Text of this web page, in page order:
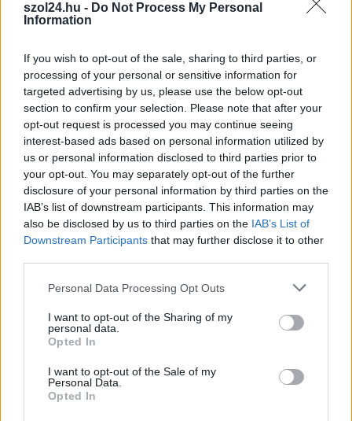
szol24.hu - Do Not Process My Personal
Information
If you wish to opt-out of the sale, sharing to third parties, or
processing of your personal or sensitive information for
targeted advertising by us, please use the below opt-out
section to confirm your selection. Please note that after your
opt-out request is processed you may continue seeing
interest-based ads based on personal information utilized by
us or personal information disclosed to third parties prior to
your opt-out. You may separately opt-out of the further
disclosure of your personal information by third parties on the
IAB’s list of downstream participants. This information may
also be disclosed by us to third parties on the IAB’s List of
Downstream Participants that may further disclose it to other
Please note that this website/app uses one or more Google
not limited to your visit or usage behaviour. You may click to
grant or deny consent to Google and its third-party tags to
use your data for below specified purposes in below Google
consent section.
Personal Data Processing Opt Outs
I want to opt-out of the Sharing of my
personal data.
Opted In
I want to opt-out of the Sale of my
Personal Data.
Opted In
Szolnok elektrolitgyár
Morgolódnak a szolnokiak az ingatlanadó miatt
2025.04.24. Kiss Lajos
A város kasszája kong
az ürességtől, sőt, tele
vagyunk adósságokkal.
De ettől még a
szolnokiak érthetően
rossz néven veszik,
újabb bőrt.
TOVÁBB OLVASOM
Szolnok elégedetlenség hiány
önkormányzat,pénz,polgármester